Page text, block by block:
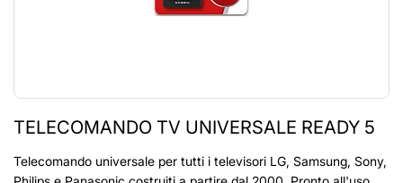
TELECOMANDO TV UNIVERSALE READY 5
Telecomando universale per tutti i televisori LG, Samsung, Sony,